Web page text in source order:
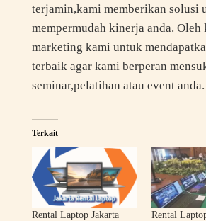
terjamin,kami memberikan solusi
mempermudah kinerja anda. Oleh
marketing kami untuk
terbaik agar kami berperan
seminar,pelatihan atau event anda.
Terkait
Rental Laptop Jakarta
Rental